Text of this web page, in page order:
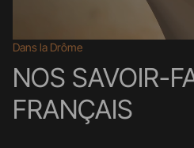
Dans la Drôme
NOS SAVOIR-
FRANÇAIS